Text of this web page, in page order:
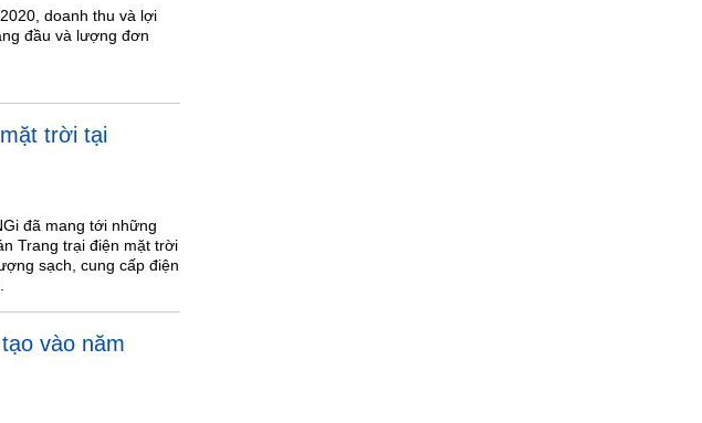
doanh thu và lợi
đầu và lượng đơn
trời tại
đã mang tới những
Trang trại điện mặt trời
sạch, cung cấp điện
vào năm